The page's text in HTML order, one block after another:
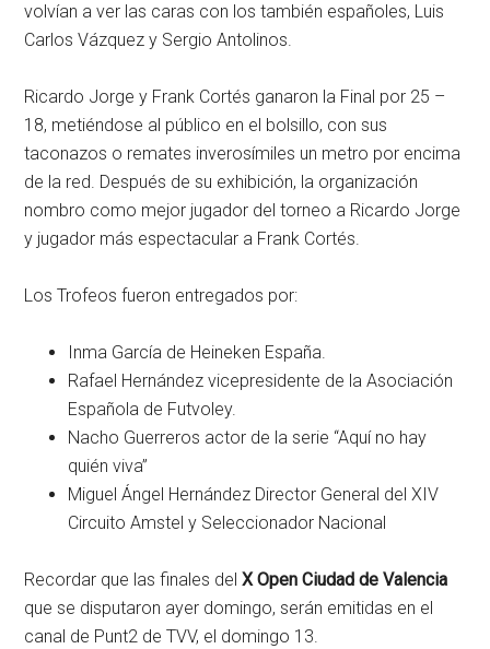
volvían a ver las caras con los también españoles, Luis
Carlos Vázquez y Sergio Antolinos.
Ricardo Jorge y Frank Cortés ganaron la Final por 25 –
18, metiéndose al público en el bolsillo, con sus
taconazos o remates inverosímiles un metro por encima
de la red. Después de su exhibición, la organización
nombro como mejor jugador del torneo a Ricardo Jorge
y jugador más espectacular a Frank Cortés.
Los Trofeos fueron entregados por:
Inma García de Heineken España.
Rafael Hernández vicepresidente de la Asociación
Española de Futvoley.
Nacho Guerreros actor de la serie “Aquí no hay
quién viva”
Miguel Ángel Hernández Director General del XIV
Circuito Amstel y Seleccionador Nacional
Recordar que las finales delX Open Ciudad de Valencia
que se disputaron ayer domingo, serán emitidas en el
canal de Punt2 de TVV, el domingo 13.